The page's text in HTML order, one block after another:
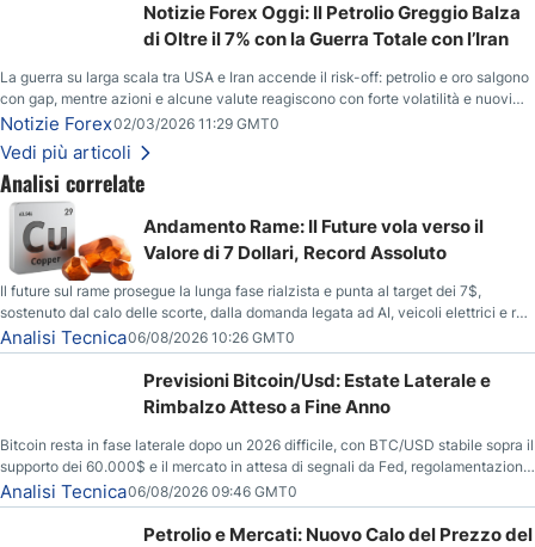
Notizie Forex Oggi: Il Petrolio Greggio Balza
di Oltre il 7% con la Guerra Totale con l’Iran
La guerra su larga scala tra USA e Iran accende il risk-off: petrolio e oro salgono
con gap, mentre azioni e alcune valute reagiscono con forte volatilità e nuovi
livelli da monitorare.
Notizie Forex02/03/2026 11:29 GMT0
Vedi più articoli
Analisi correlate
Andamento Rame: Il Future vola verso il
Valore di 7 Dollari, Record Assoluto
Il future sul rame prosegue la lunga fase rialzista e punta al target dei 7$,
sostenuto dal calo delle scorte, dalla domanda legata ad AI, veicoli elettrici e reti
energetiche, e dai timori di deficit produttivo dal 2028.
Analisi Tecnica06/08/2026 10:26 GMT0
Previsioni Bitcoin/Usd: Estate Laterale e
Rimbalzo Atteso a Fine Anno
Bitcoin resta in fase laterale dopo un 2026 difficile, con BTC/USD stabile sopra il
supporto dei 60.000$ e il mercato in attesa di segnali da Fed, regolamentazione
USA ed elezioni di medio termine.
Analisi Tecnica06/08/2026 09:46 GMT0
Petrolio e Mercati: Nuovo Calo del Prezzo del